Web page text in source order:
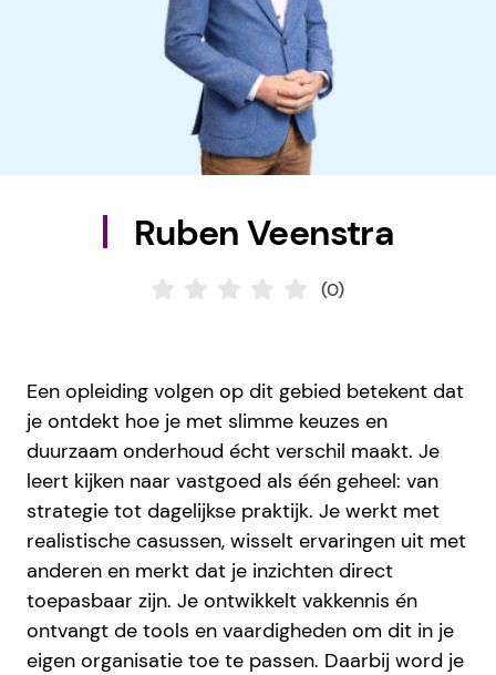
Ruben Veenstra
(0)
Een opleiding volgen op dit gebied betekent dat
je ontdekt hoe je met slimme keuzes en
duurzaam onderhoud écht verschil maakt. Je
leert kijken naar vastgoed als één geheel: van
strategie tot dagelijkse praktijk. Je werkt met
realistische casussen, wisselt ervaringen uit met
anderen en merkt dat je inzichten direct
toepasbaar zijn. Je ontwikkelt vakkennis én
ontvangt de tools en vaardigheden om dit in je
eigen organisatie toe te passen. Daarbij word je